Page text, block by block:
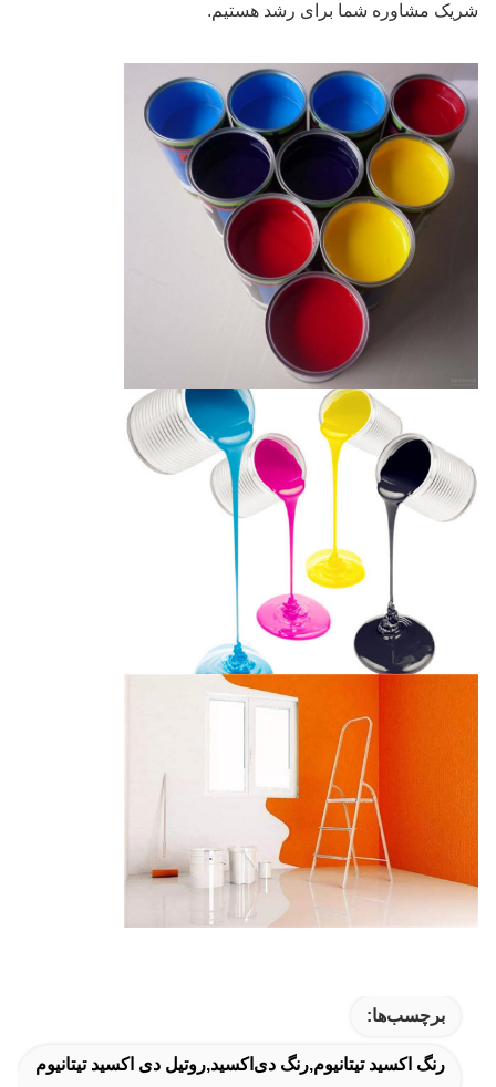
شریک مشاوره شما برای رشد هستیم.
برچسب‌ها:
رنگ اکسید تیتانیوم,رنگ دی‌اکسید,روتیل دی اکسید تیتانیوم